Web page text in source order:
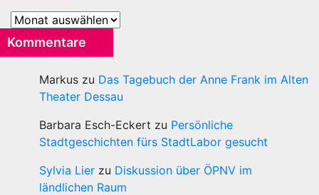
Archiv
Kommentare
Markus zu Das Tagebuch der Anne Frank im Alten
Theater Dessau
Barbara Esch-Eckert zu Persönliche
Stadtgeschichten fürs StadtLabor gesucht
Sylvia Lier zu Diskussion über ÖPNV im
ländlichen Raum